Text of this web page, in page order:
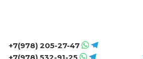
+7(978) 205-27-47
+7(978) 532-91-25